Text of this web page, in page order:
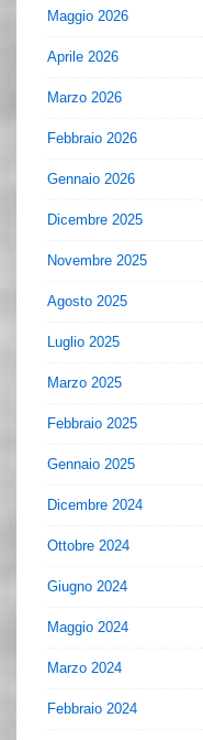
Maggio 2026
Aprile 2026
Marzo 2026
Febbraio 2026
Gennaio 2026
Dicembre 2025
Novembre 2025
Agosto 2025
Luglio 2025
Marzo 2025
Febbraio 2025
Gennaio 2025
Dicembre 2024
Ottobre 2024
Giugno 2024
Maggio 2024
Marzo 2024
Febbraio 2024